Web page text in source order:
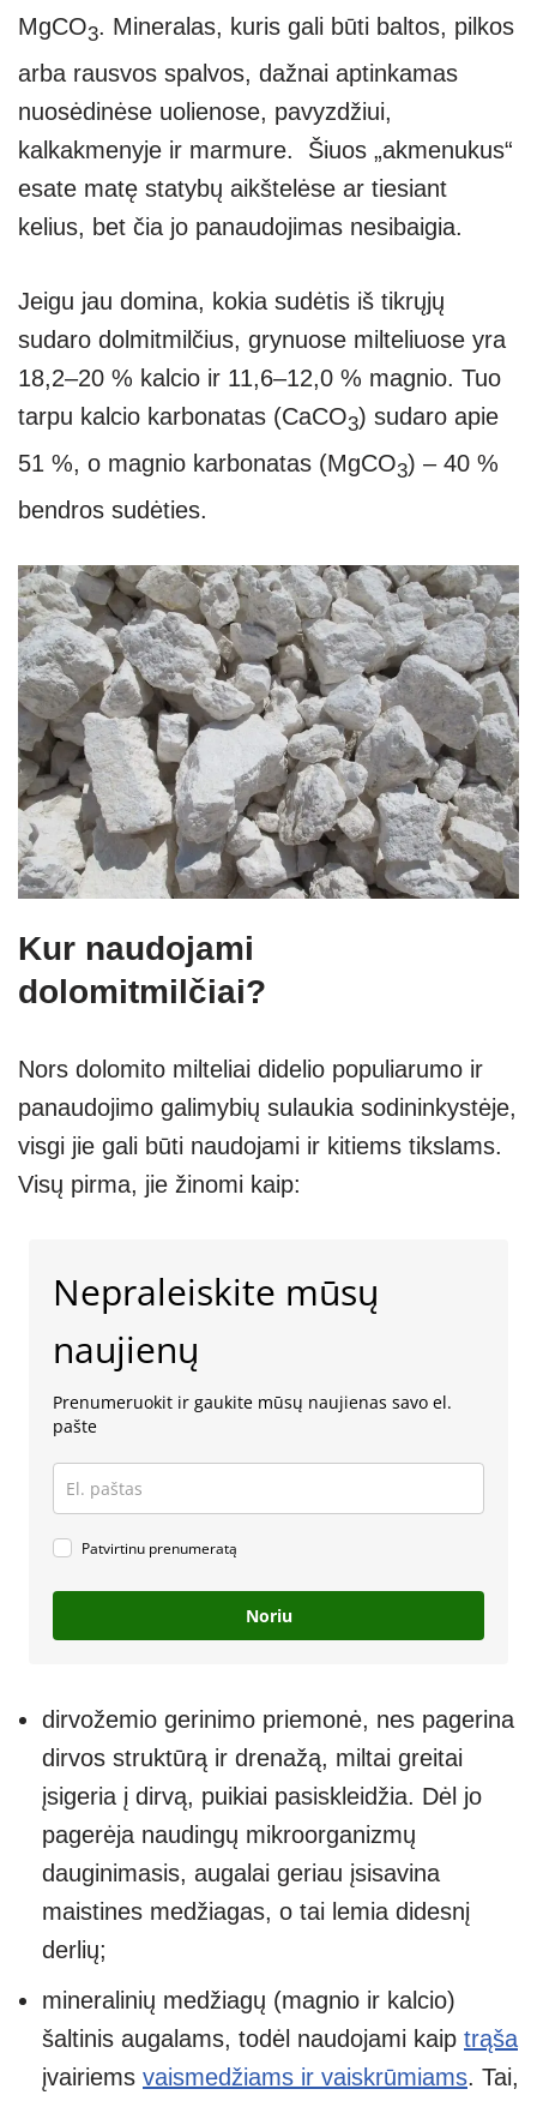
MgCO3. Mineralas, kuris gali būti baltos, pilkos
arba rausvos spalvos, dažnai aptinkamas
nuosėdinėse uolienose, pavyzdžiui,
kalkakmenyje ir marmure. Šiuos „akmenukus“
esate matę statybų aikštelėse ar tiesiant
kelius, bet čia jo panaudojimas nesibaigia.
Jeigu jau domina, kokia sudėtis iš tikrųjų
sudaro dolmitmilčius, grynuose milteliuose yra
18,2–20 % kalcio ir 11,6–12,0 % magnio. Tuo
tarpu kalcio karbonatas (CaCO3) sudaro apie
51 %, o magnio karbonatas (MgCO3) – 40 %
bendros sudėties.
Kur naudojami
dolomitmilčiai?
Nors dolomito milteliai didelio populiarumo ir
panaudojimo galimybių sulaukia sodininkystėje,
visgi jie gali būti naudojami ir kitiems tikslams.
Visų pirma, jie žinomi kaip:
Nepraleiskite mūsų
naujienų
Prenumeruokit ir gaukite mūsų naujienas savo el.
pašte
Patvirtinu prenumeratą
Noriu
dirvožemio gerinimo priemonė, nes pagerina
dirvos struktūrą ir drenažą, miltai greitai
įsigeria į dirvą, puikiai pasiskleidžia. Dėl jo
pagerėja naudingų mikroorganizmų
dauginimasis, augalai geriau įsisavina
maistines medžiagas, o tai lemia didesnį
derlių;
mineralinių medžiagų (magnio ir kalcio)
šaltinis augalams, todėl naudojami kaip trąša
įvairiems vaismedžiams ir vaiskrūmiams. Tai,